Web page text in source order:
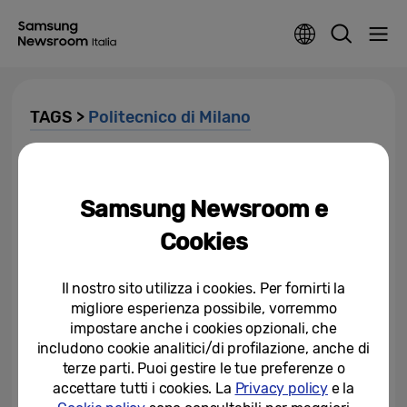
TAGS > Politecnico di Milano
e i vincitori per il Politecnico di...
16-11-2020
presentata la nuova edizione a
Milano presso l’Università degli...
04-12-2019
La “ricetta” Samsung per la casa
connessa: un ecosistema a
Samsung Newsroom e
Cookies
Il nostro sito utilizza i cookies. Per fornirti la
migliore esperienza possibile, vorremmo
impostare anche i cookies opzionali, che
includono cookie analitici/di profilazione, anche di
terze parti. Puoi gestire le tue preferenze o
accettare tutti i cookies. La Privacy policye la